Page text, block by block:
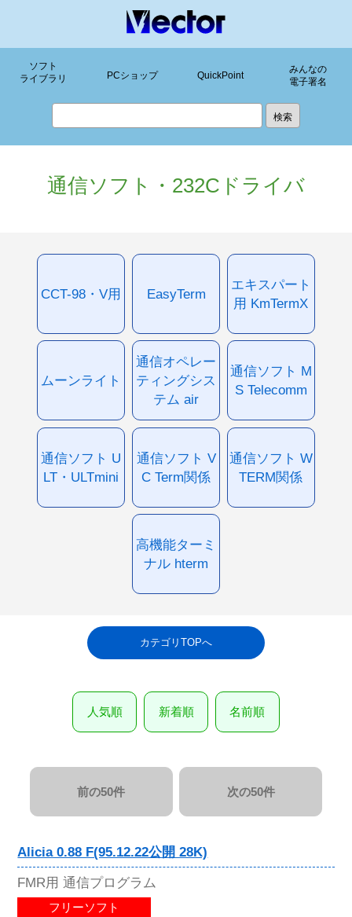
ソフト
ライブラリ
PCショップ QuickPoint
みんなの
電子署名
通信ソフト・232Cドライバ
CCT-98・V用 EasyTerm
エキスパート
用 KmTermX
ムーンライト
通信オペレー
ティングシス
テム air
通信ソフト M
S Telecomm
通信ソフト U
LT・ULTmini
通信ソフト V
C Term関係
通信ソフト W
TERM関係
高機能ターミ
ナル hterm
カテゴリTOPへ
人気順 新着順 名前順
前の50件 次の50件
Alicia 0.88 F(95.12.22公開 28K)
FMR用 通信プログラム
フリーソフト